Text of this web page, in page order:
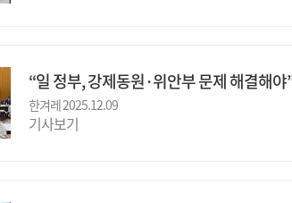
“일 정부, 강제동원·위안부 문제 해결해
한겨레 2025.12.09
기사보기